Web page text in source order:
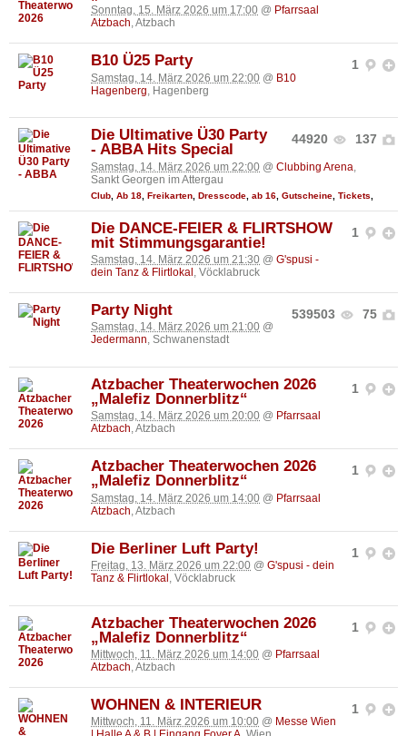
Sonntag, 15. März 2026 um 17:00 @ Pfarrsaal
Atzbach, Atzbach
1
B10 Ü25 Party
Samstag, 14. März 2026 um 22:00 @ B10
Hagenberg , Hagenberg
44920 137
Die Ultimative Ü30 Party
- ABBA Hits Special
Samstag, 14. März 2026 um 22:00 @ Clubbing Arena
Sankt Georgen im Attergau
Club Ab 18 Freikarten Dresscode ab 16 Gutscheine Tickets
1
Die DANCE-FEIER & FLIRTSHOW
mit Stimmungsgarantie!
Samstag, 14. März 2026 um 21:30 @ G'spusi -
dein Tanz & Flirtlokal , Vöcklabruck
539503 75
Party Night
Samstag, 14. März 2026 um 21:00 @
Jedermann, Schwanenstadt
1
Atzbacher Theaterwochen 2026
„Malefiz Donnerblitz“
Samstag, 14. März 2026 um 20:00 @ Pfarrsaal
Atzbach, Atzbach
1
Atzbacher Theaterwochen 2026
„Malefiz Donnerblitz“
Samstag, 14. März 2026 um 14:00 @ Pfarrsaal
Atzbach , Atzbach
1
Die Berliner Luft Party!
Freitag, 13. März 2026 um 22:00 @ G'spusi - dein
Tanz & Flirtlokal , Vöcklabruck
1
Atzbacher Theaterwochen 2026
„Malefiz Donnerblitz“
Mittwoch, 11. März 2026 um 14:00 @ Pfarrsaal
Atzbach, Atzbach
1
WOHNEN & INTERIEUR
Mittwoch, 11. März 2026 um 10:00 @ Messe Wien